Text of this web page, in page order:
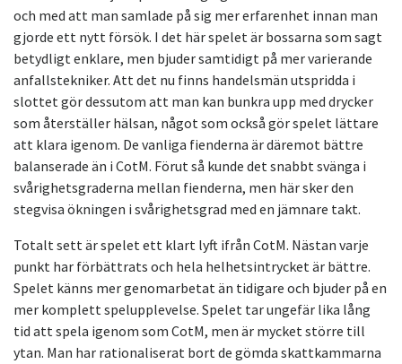
och med att man samlade på sig mer erfarenhet innan man
gjorde ett nytt försök. I det här spelet är bossarna som sagt
betydligt enklare, men bjuder samtidigt på mer varierande
anfallstekniker. Att det nu finns handelsmän utspridda i
slottet gör dessutom att man kan bunkra upp med drycker
som återställer hälsan, något som också gör spelet lättare
att klara igenom. De vanliga fienderna är däremot bättre
balanserade än i CotM. Förut så kunde det snabbt svänga i
svårighetsgraderna mellan fienderna, men här sker den
stegvisa ökningen i svårighetsgrad med en jämnare takt.
Totalt sett är spelet ett klart lyft ifrån CotM. Nästan varje
punkt har förbättrats och hela helhetsintrycket är bättre.
Spelet känns mer genomarbetat än tidigare och bjuder på en
mer komplett spelupplevelse. Spelet tar ungefär lika lång
tid att spela igenom som CotM, men är mycket större till
ytan. Man har rationaliserat bort de gömda skattkammarna